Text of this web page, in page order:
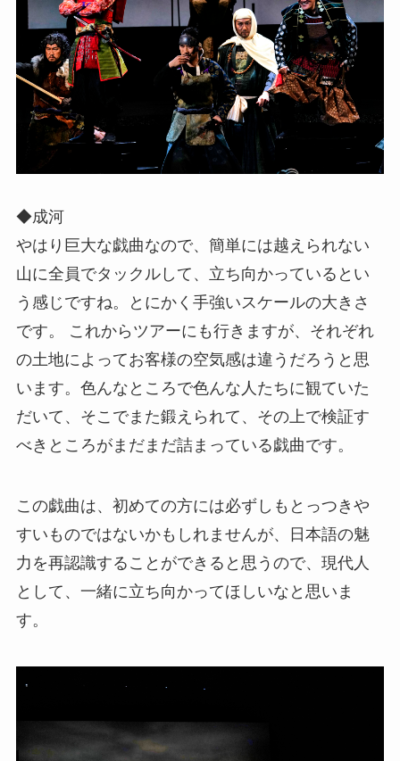
◆成河
やはり巨大な戯曲なので、簡単には越えられない
山に全員でタックルして、立ち向かっているとい
う感じですね。とにかく手強いスケールの大きさ
です。 これからツアーにも行きますが、それぞれ
の土地によってお客様の空気感は違うだろうと思
います。色んなところで色んな人たちに観ていた
だいて、そこでまた鍛えられて、その上で検証す
べきところがまだまだ詰まっている戯曲です。
この戯曲は、初めての方には必ずしもとっつきや
すいものではないかもしれませんが、日本語の魅
力を再認識することができると思うので、現代人
として、一緒に立ち向かってほしいなと思いま
す。